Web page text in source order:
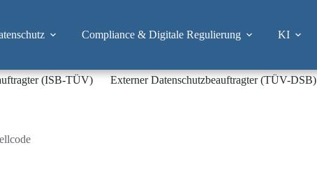
Compliance & Digitale Regulierung KI
(ISB-TÜV) Externer Datenschutzbeauftragter (TÜV-DSB)